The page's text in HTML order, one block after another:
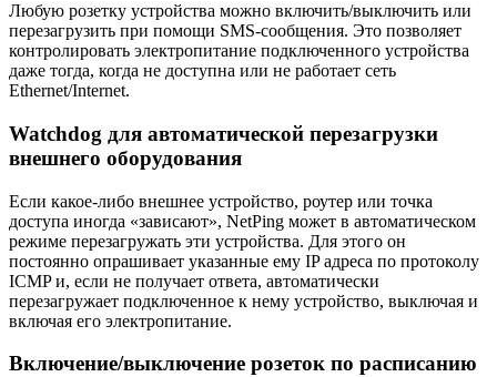
Любую розетку устройства можно включить/выключить или
перезагрузить при помощи SMS-сообщения. Это позволяет
контролировать электропитание подключенного устройства
даже тогда, когда не доступна или не работает сеть
Ethernet/Internet.
Watchdog для автоматической перезагрузки
внешнего оборудования
Если какое-либо внешнее устройство, роутер или точка
доступа иногда «зависают», NetPing может в автоматическом
режиме перезагружать эти устройства. Для этого он
постоянно опрашивает указанные ему IP адреса по протоколу
ICMP и, если не получает ответа, автоматически
перезагружает подключенное к нему устройство, выключая и
включая его электропитание.
Включение/выключение розеток по расписанию